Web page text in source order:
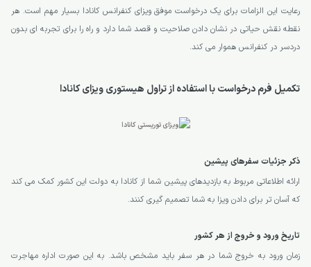
رعایت این الزامات برای یک درخواست موفق ویزای کنفرانس کانادا بسیار مهم است. هر
نقطه نقش حیاتی در نشان دادن صلاحیت و قصد شما دارد و راه را برای تجربه ای بدون
دردسر در کنفرانس هموار می کند.
تکمیل فرم درخواست با استفاده از تراول هیستوری ویزای کانادا
ذکر جزئیات سفرهای پیشین
ارائه اطلاعاتی مربوط به بازدیدهای پیشین شما از کانادا به دولت این کشور کمک می کند
که آسان تر برای دادن ویزا به شما تصمیم گیری کنند.
تاریخ ورود و خروج از هر کشور
زمان ورود به خروج شما در هر سفر باید مشخص باشد. به این صورت اداره مهاجرت